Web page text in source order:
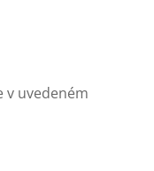
uvedeném